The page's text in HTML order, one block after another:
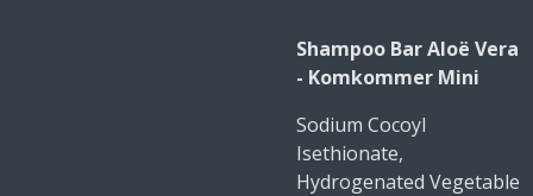
Shampoo Bar Aloë Vera
- Komkommer Mini
Sodium Cocoyl
Isethionate,
Hydrogenated Vegetable